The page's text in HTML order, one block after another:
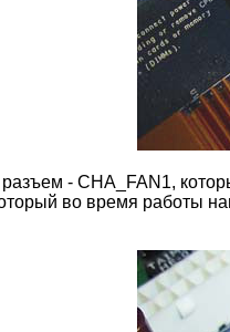
- CHA_FAN1,
во время работы